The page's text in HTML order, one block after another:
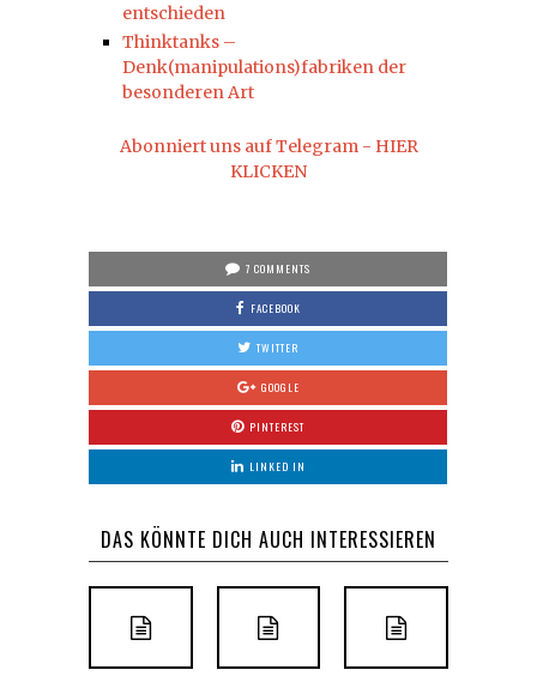
entschieden
Thinktanks –
Denk(manipulations)fabriken der
besonderen Art
Abonniert uns auf Telegram - HIER
KLICKEN
7 COMMENTS
FACEBOOK
TWITTER
GOOGLE
PINTEREST
LINKED IN
DAS KÖNNTE DICH AUCH INTERESSIEREN